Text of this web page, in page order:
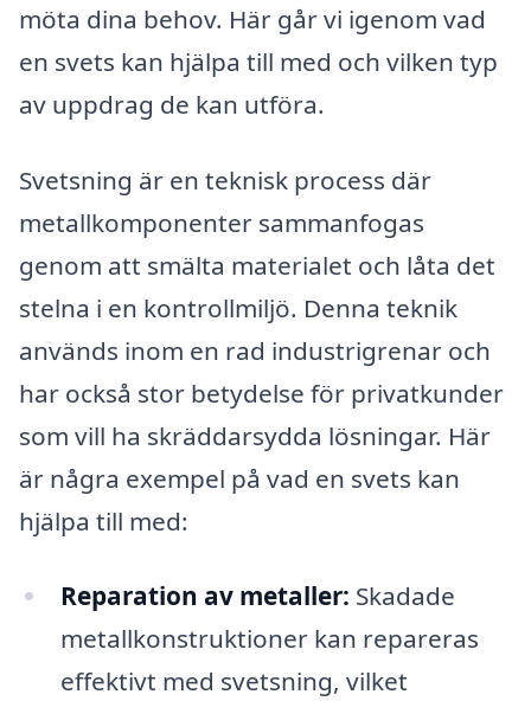
möta dina behov. Här går vi igenom vad
en svets kan hjälpa till med och vilken typ
av uppdrag de kan utföra.
Svetsning är en teknisk process där
metallkomponenter sammanfogas
genom att smälta materialet och låta det
stelna i en kontrollmiljö. Denna teknik
används inom en rad industrigrenar och
har också stor betydelse för privatkunder
som vill ha skräddarsydda lösningar. Här
är några exempel på vad en svets kan
hjälpa till med:
Reparation av metaller: Skadade
metallkonstruktioner kan repareras
effektivt med svetsning, vilket